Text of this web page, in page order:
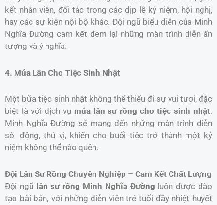
kết nhân viên, đối tác trong các dịp lễ kỷ niệm, hội nghị,
hay các sự kiện nội bộ khác. Đội ngũ biểu diễn của Minh
Nghĩa Đường cam kết đem lại những màn trình diễn ấn
tượng và ý nghĩa.
4. Múa Lân Cho Tiệc Sinh Nhật
Một bữa tiệc sinh nhật không thể thiếu đi sự vui tươi, đặc
biệt là với dịch vụ múa lân sư rồng cho tiệc sinh nhật.
Minh Nghĩa Đường sẽ mang đến những màn trình diễn
sôi động, thú vị, khiến cho buổi tiệc trở thành một kỷ
niệm không thể nào quên.
Đội Lân Sư Rồng Chuyên Nghiệp – Cam Kết Chất Lượng
Đội ngũ lân sư rồng Minh Nghĩa Đường luôn được đào
tạo bài bản, với những diễn viên trẻ tuổi đầy nhiệt huyết